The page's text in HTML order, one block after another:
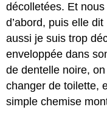
décolletées. Et
d’abord, puis elle
aussi je suis trop
enveloppée dans
de dentelle noire,
changer de toilette,
simple chemise